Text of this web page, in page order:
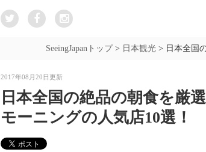
SeeingJapanトップ> 日本観光> 日本全国
2017年08月20日更新
日本全国の絶品の朝食を厳
モーニングの人気店10選！